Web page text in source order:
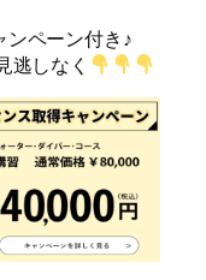
ペーン付き♪
逃しなく